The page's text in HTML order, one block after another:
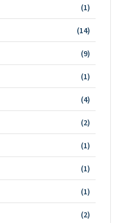
(1)
(14)
(9)
(1)
(4)
(2)
(1)
(1)
(1)
(2)